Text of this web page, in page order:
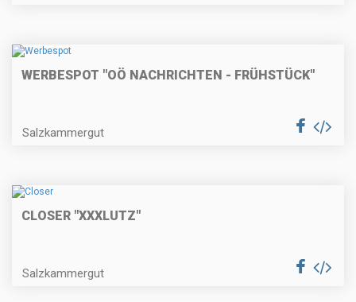
WERBESPOT "OÖ NACHRICHTEN - FRÜHSTÜCK"
Salzkammergut
CLOSER "XXXLUTZ"
Salzkammergut